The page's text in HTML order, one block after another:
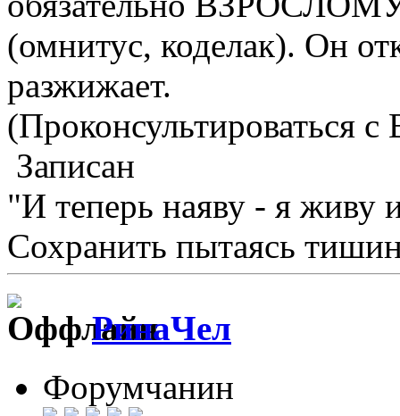
(омнитус, коделак). Он
разжижает.
(Проконсультироваться
Записан
"И теперь наяву - я живу
Сохранить пытаясь
РинаЧел
Форумчанин